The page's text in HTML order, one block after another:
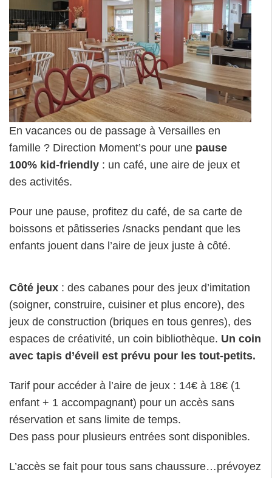
En vacances ou de passage à Versailles en
famille ? Direction Moment’s pour une pause
100% kid-friendly : un café, une aire de jeux et
des activités.
Pour une pause, profitez du café, de sa carte de
boissons et pâtisseries /snacks pendant que les
enfants jouent dans l’aire de jeux juste à côté.
Côté jeux : des cabanes pour des jeux d’imitation
(soigner, construire, cuisiner et plus encore), des
jeux de construction (briques en tous genres), des
espaces de créativité, un coin bibliothèque. Un coin
avec tapis d’éveil est prévu pour les tout-petits.
Tarif pour accéder à l’aire de jeux : 14€ à 18€ (1
enfant + 1 accompagnant) pour un accès sans
réservation et sans limite de temps.
Des pass pour plusieurs entrées sont disponibles.
L’accès se fait pour tous sans chaussure…prévoyez